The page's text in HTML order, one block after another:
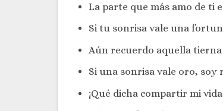
La parte que más amo de ti
Si tu sonrisa vale una
Aún recuerdo aquella
Si una sonrisa vale oro, soy
¡Qué dicha compartir mi